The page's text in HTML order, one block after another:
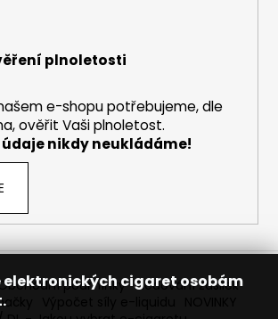
elektronických cigaret osobám
plnoletosti
e-shopu potřebujeme, dle
ověřit Vaši plnoletost.
nikdy neukládáme!
podmínky Sledování zásilek